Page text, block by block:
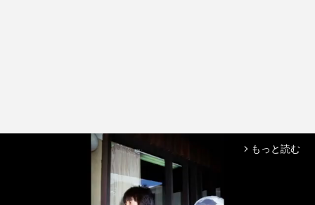
arrow_forward_ios もっと読む